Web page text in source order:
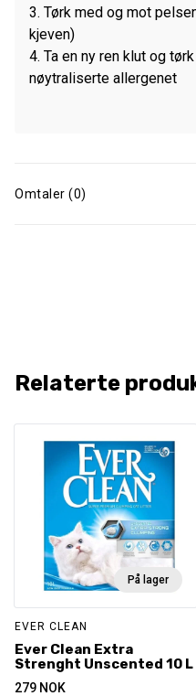
3. Tørk med og mot
kjeven)
4. Ta en ny ren klut og
nøytraliserte allergenet
Omtaler (0)
Relaterte
På lager
EVER CLEAN
Ever Clean Extra
Strenght Unscented 10 L
279 NOK